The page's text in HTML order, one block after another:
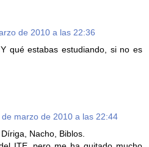
de 2010 a las 22:36
qué estabas estudiando, si no es
de marzo de 2010 a las 22:44
Nacho, Biblos.